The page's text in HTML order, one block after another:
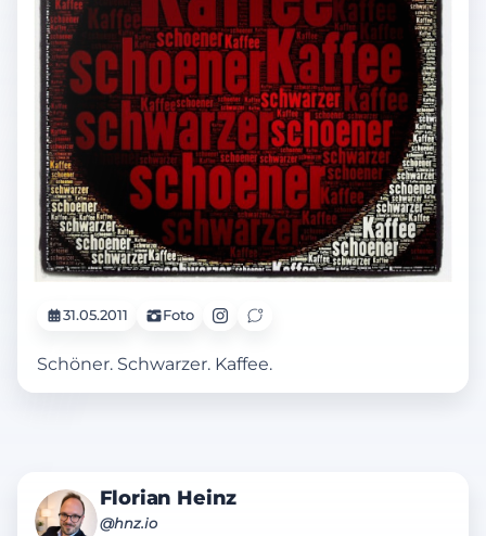
31.05.2011 Foto
Schöner. Schwarzer. Kaffee.
Florian Heinz
@hnz.io